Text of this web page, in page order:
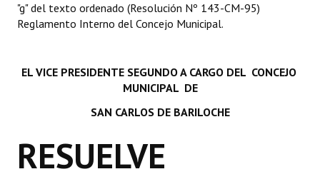
Antiguos Pobladores
Registros y Distinciones
Datos Históricos
Audiencias Públicas - Registro
"g" del texto ordenado (Resolución Nº 143-CM-95)
Reglamento Interno del Concejo Municipal.
EL VICE PRESIDENTE SEGUNDO A CARGO DEL CONCEJO
MUNICIPAL DE
SAN CARLOS DE BARILOCHE
RESUELVE